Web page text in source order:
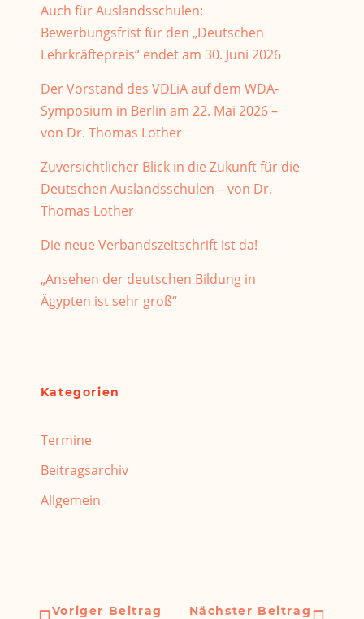
Auch für Auslandsschulen:
Bewerbungsfrist für den „Deutschen
Lehrkräftepreis“ endet am 30. Juni 2026
Der Vorstand des VDLiA auf dem WDA-
Symposium in Berlin am 22. Mai 2026 –
von Dr. Thomas Lother
Zuversichtlicher Blick in die Zukunft für die
Deutschen Auslandsschulen – von Dr.
Thomas Lother
Die neue Verbandszeitschrift ist da!
„Ansehen der deutschen Bildung in
Ägypten ist sehr groß“
Kategorien
Termine
Beitragsarchiv
Allgemein
Voriger Beitrag Nächster Beitrag